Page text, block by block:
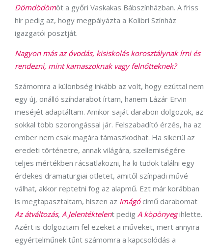
Dömdödömöt a győri Vaskakas Bábszínházban. A friss
hír pedig az, hogy megpályázta a Kolibri Színház
igazgatói posztját.
Nagyon más az óvodás, kisiskolás korosztálynak írni és
rendezni, mint kamaszoknak vagy felnőtteknek?
Számomra a különbség inkább az volt, hogy ezúttal nem
egy új, önálló színdarabot írtam, hanem Lázár Ervin
meséjét adaptáltam. Amikor saját darabon dolgozok, az
sokkal több szorongással jár. Felszabadító érzés, ha az
ember nem csak magára támaszkodhat. Ha sikerül az
eredeti történetre, annak világára, szellemiségére
teljes mértékben rácsatlakozni, ha ki tudok találni egy
érdekes dramaturgiai ötletet, amitől színpadi művé
válhat, akkor reptetni fog az alapmű. Ezt már korábban
is megtapasztaltam, hiszen az Imágócímű darabomat
Az átváltozás, A Jelentéktelent pedig A köpönyegihlette.
Azért is dolgoztam fel ezeket a műveket, mert annyira
egyértelműnek tűnt számomra a kapcsolódás a